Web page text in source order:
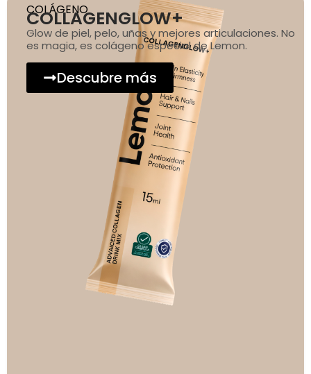
COLÁGENO
COLLAGENGLOW+
Glow de piel, pelo, uñas y mejores articulaciones. No
es magia, es colágeno especial de Lemon.
Descubre más